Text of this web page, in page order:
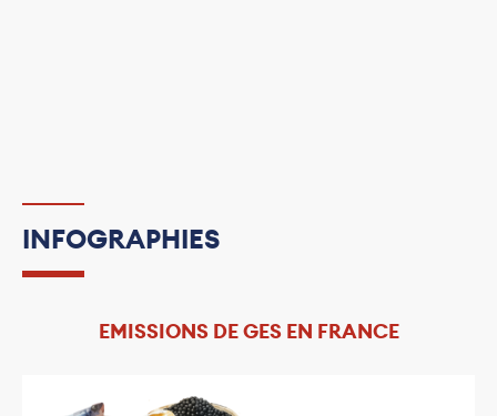
INFOGRAPHIES
EMISSIONS DE GES EN FRANCE